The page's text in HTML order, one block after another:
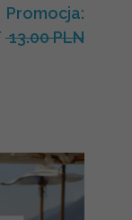
Promocja:
13.00 PLN